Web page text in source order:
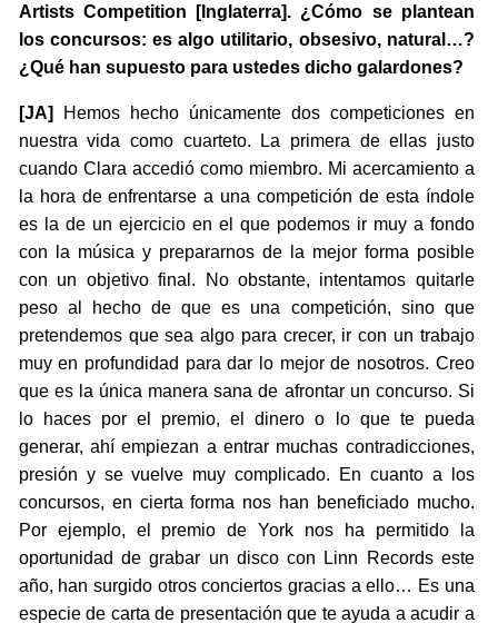
Artists Competition [Inglaterra]. ¿Cómo se plantean
los concursos: es algo utilitario, obsesivo, natural…?
¿Qué han supuesto para ustedes dicho galardones?
[JA]
Hemos hecho únicamente dos competiciones en
nuestra vida como cuarteto. La primera de ellas justo
cuando Clara accedió como miembro. Mi acercamiento a
la hora de enfrentarse a una competición de esta índole
es la de un ejercicio en el que podemos ir muy a fondo
con la música y prepararnos de la mejor forma posible
con un objetivo final. No obstante, intentamos quitarle
peso al hecho de que es una competición, sino que
pretendemos que sea algo para crecer, ir con un trabajo
muy en profundidad para dar lo mejor de nosotros. Creo
que es la única manera sana de afrontar un concurso. Si
lo haces por el premio, el dinero o lo que te pueda
generar, ahí empiezan a entrar muchas contradicciones,
presión y se vuelve muy complicado. En cuanto a los
concursos, en cierta forma nos han beneficiado mucho.
Por ejemplo, el premio de York nos ha permitido la
oportunidad de grabar un disco con Linn Records este
año, han surgido otros conciertos gracias a ello… Es una
especie de carta de presentación que te ayuda a acudir a